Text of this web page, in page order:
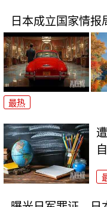
日本成立国家情
最热